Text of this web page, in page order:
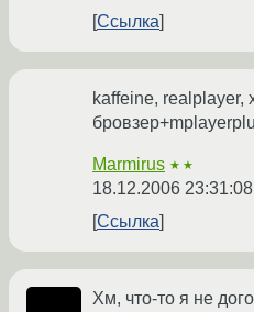
Ссылка
kaffeine, realplayer,
Marmirus ★★
18.12.2006
Ссылка
Хм, что-то я не